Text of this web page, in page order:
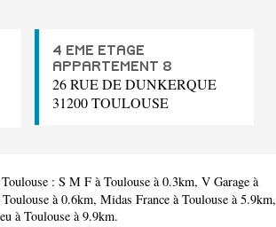
4 EME ETAGE
APPARTEMENT 8
26 RUE DE DUNKERQUE
31200 TOULOUSE
: S M F à Toulouse à 0.3km, V Garage à
Toulouse à 0.6km, Midas France à Toulouse à 5.9km,
à Toulouse à 9.9km.